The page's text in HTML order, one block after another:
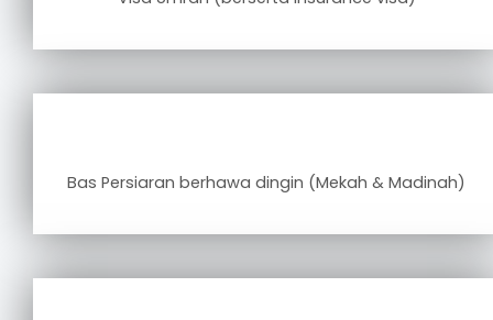
Bas Persiaran berhawa dingin (Mekah & Madinah)